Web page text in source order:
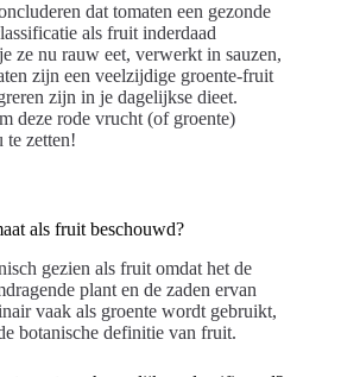
dat tomaten een gezonde
als fruit inderdaad
ze nu rauw eet, verwerkt in sauzen,
zijn een veelzijdige groente-fruit
zijn in je dagelijkse dieet.
deze rode vrucht (of groente)
te zetten!
als fruit beschouwd?
gezien als fruit omdat het de
plant en de zaden ervan
vaak als groente wordt gebruikt,
botanische definitie van fruit.